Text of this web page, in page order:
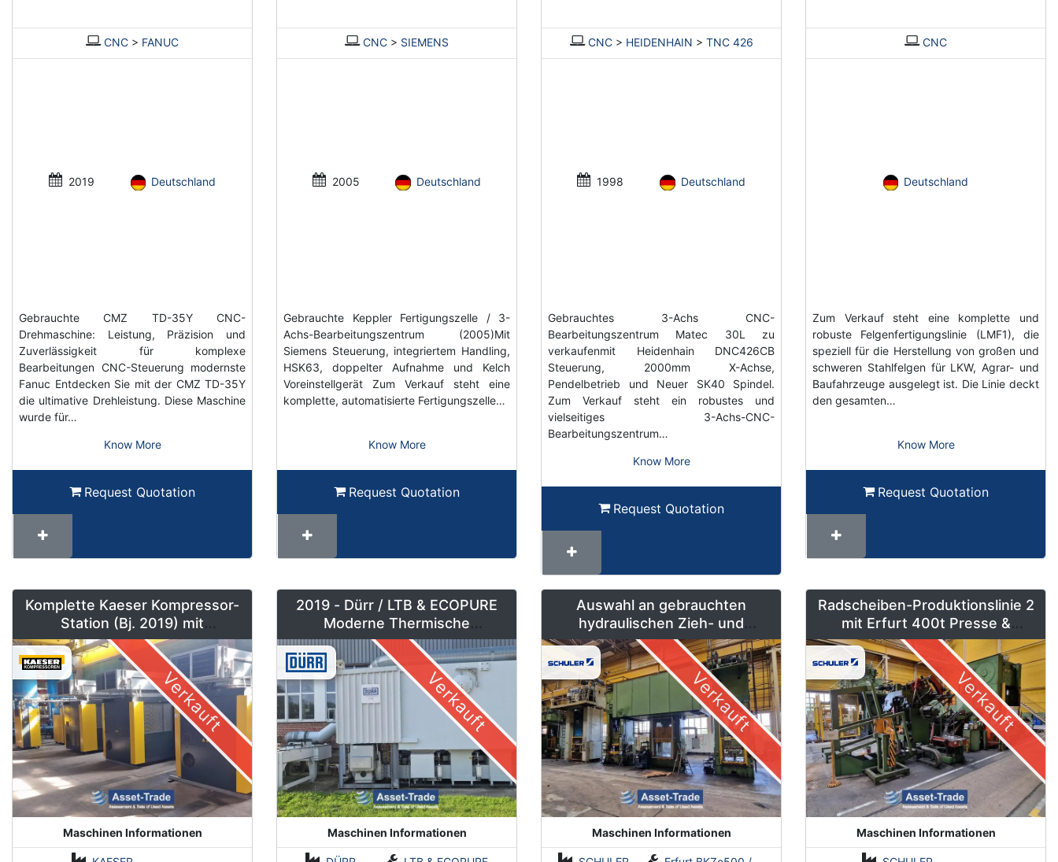
CNC > FANUC
2019 Deutschland
Gebrauchte CMZ TD-35Y CNC-
Drehmaschine: Leistung, Präzision und
Zuverlässigkeit für komplexe
Bearbeitungen CNC-Steuerung modernste
Fanuc Entdecken Sie mit der CMZ TD-35Y
die ultimative Drehleistung. Diese Maschine
wurde für…
Know More
Request Quotation
CNC > SIEMENS
2005 Deutschland
Gebrauchte Keppler Fertigungszelle / 3-
Achs-Bearbeitungszentrum (2005)Mit
Siemens Steuerung, integriertem Handling,
HSK63, doppelter Aufnahme und Kelch
Voreinstellgerät Zum Verkauf steht eine
komplette, automatisierte Fertigungszelle…
Know More
Request Quotation
CNC> HEIDENHAIN > TNC 426
1998 Deutschland
Gebrauchtes 3-Achs CNC-
Bearbeitungszentrum Matec 30L zu
verkaufenmit Heidenhain DNC426CB
Steuerung, 2000mm X-Achse,
Pendelbetrieb und Neuer SK40 Spindel.
Zum Verkauf steht ein robustes und
vielseitiges 3-Achs-CNC-
Bearbeitungszentrum…
Know More
Request Quotation
CNC
Deutschland
Zum Verkauf steht eine komplette und
robuste Felgenfertigungslinie (LMF1), die
speziell für die Herstellung von großen und
schweren Stahlfelgen für LKW, Agrar- und
Baufahrzeuge ausgelegt ist. Die Linie deckt
den gesamten…
Know More
Request Quotation
Komplette Kaeser Kompressor-
Station (Bj. 2019) mit
DSD240/205 & Sigma Air
Manager 2
Verkauft
Maschinen Informationen
2019 - Dürr / LTB & ECOPURE
Moderne Thermische
Nachverbrennungsanlagen (TNV)
Verkauft
Maschinen Informationen
Auswahl an gebrauchten
hydraulischen Zieh- und
Stanzpressen – 500 bis 630
Tonnen
Verkauft
Maschinen Informationen
Radscheiben-Produktionslinie 2
mit Erfurt 400t Presse &
Schleicher Coilanlage
Verkauft
Maschinen Informationen